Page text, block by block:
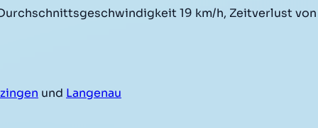
19 km/h, Zeitverlust von
und Langenau